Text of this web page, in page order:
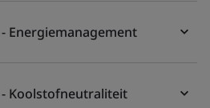
Energiemanagement
- Koolstofneutraliteit